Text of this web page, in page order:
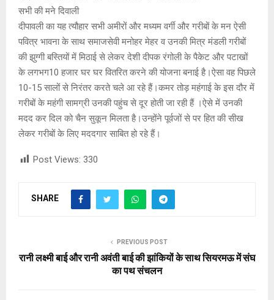
सभी की मने दिवाली
दीपावली का यह त्यौहार सभी अमीरों और मध्यम वर्गी और गरीबों के मन ऐसी
पवित्र भावना के साथ समाजसेवी मनोहर मेहर व उनकी मित्र मंडली गरीबों
की झुग्गी बस्तियों में मिठाई से लेकर देशी दीपक रंगोली के पैकेट और पटाखों
के लगभग10 हजार घर घर वितरित करने की योजना बनाई है।ऐसा वह पिछले
10-15 सालों से निरंतर करते चले आ रहे हैं।कमर तोड़ महंगाई के इस दौर में
गरीबों के महंगी सामग्री उनकी पहुंच से दूर होती जा रही हैं ।ऐसे में उनकी
मदद कर दिल को चैन सुकून मिलता है।उन्होंने पूर्वजों से पर हित की सीख
लेकर गरीबों के लिए मददगार साबित हो रहे हैं।
Post Views: 330
SHARE
PREVIOUS POST
रानी लक्ष्मी बाई और रानी अवंती बाई की झांकियों के साथ सियरमऊ में संघ
का पथ संचलन